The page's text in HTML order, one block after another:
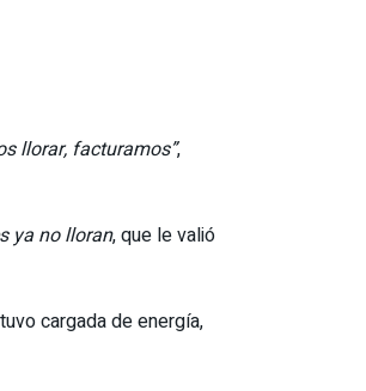
llorar, facturamos”,
ya no lloran, que le valió
cargada de energía,